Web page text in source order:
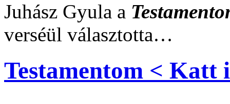
Juhász Gyula a
verséül választotta…
Testamentom < Katt